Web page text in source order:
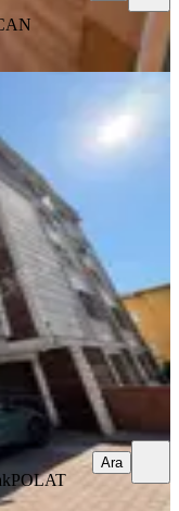
Şeyhli'de
Giriş Daire
·01.08.2026
POLAT
Ara